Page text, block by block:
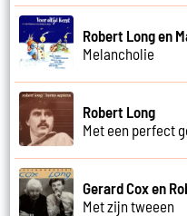
Robert Long en
Melancholie
Robert Long
Met een perfect
Gerard Cox en
Met zijn tweeen